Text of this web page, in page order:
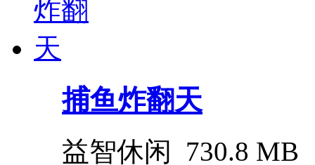
捕鱼炸翻天
益智休闲 730.8 MB